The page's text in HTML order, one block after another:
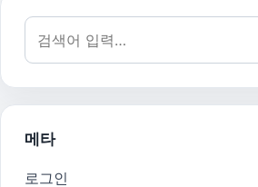
검색어:
메타
로그인